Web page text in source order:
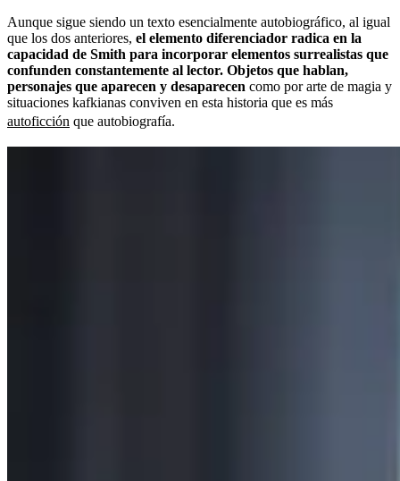
Aunque sigue siendo un texto esencialmente autobiográfico, al igual
que los dos anteriores, el elemento diferenciador radica en la
capacidad de Smith para incorporar elementos surrealistas que
confunden constantemente al lector. Objetos que hablan,
personajes que aparecen y desaparecen como por arte de magia y
situaciones kafkianas conviven en esta historia que es más
autoficción que autobiografía.